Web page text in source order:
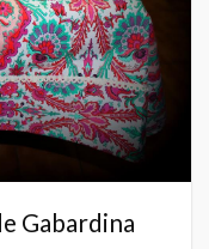
Gabardina